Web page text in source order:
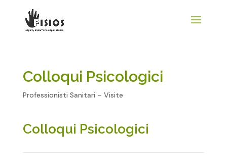
Colloqui Psicologici
Professionisti Sanitari – Visite
Colloqui Psicologici